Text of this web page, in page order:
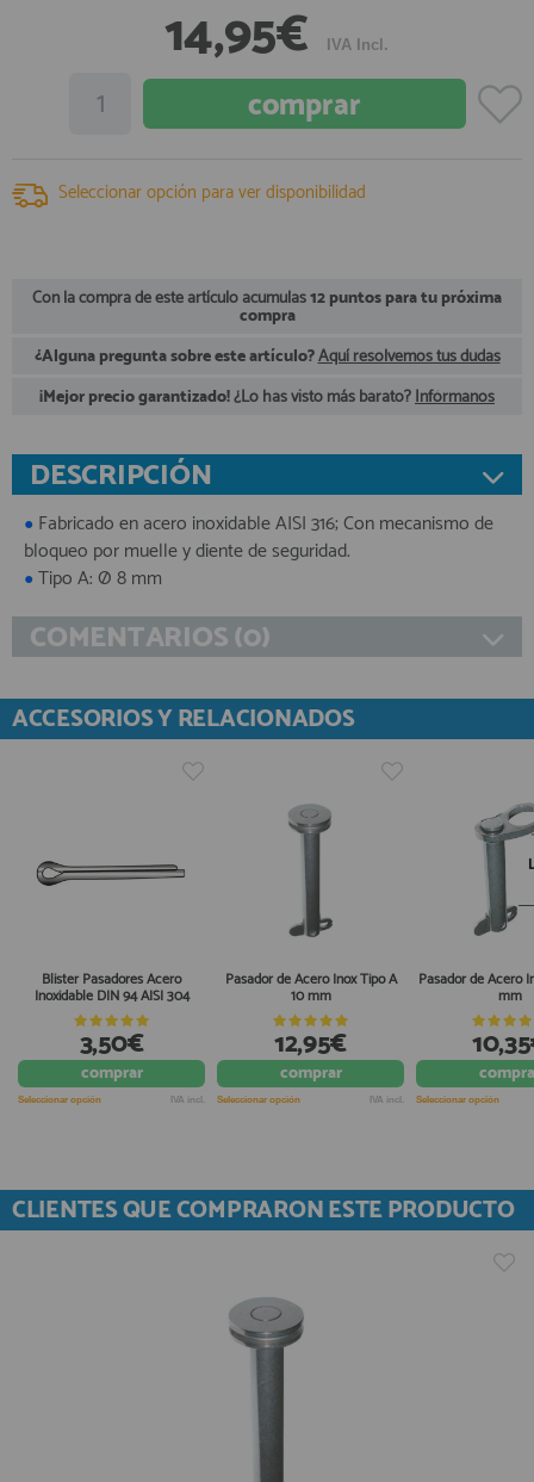
AFILIADOS
INFORMACION
Sábados de 10:00 a 14:00
910 51 49 87 Solo para
Whatsapp
info@francobordo.com
registro profesional
14,95€ IVA Incl.
Seleccionar opción para ver disponibilidad
Con la compra de este artículo acumulas12 puntos para tu próxima
compra
¿Alguna pregunta sobre este artículo?Aquí resolvemos tus dudas
¡Mejor precio garantizado!¿Lo has visto más barato?Infórmanos
DESCRIPCIÓN
● Fabricado en acero inoxidable AISI 316; Con mecanismo de
bloqueo por muelle y diente de seguridad.
● Tipo A: Ø 8 mm
COMENTARIOS (0)
ACCESORIOS Y RELACIONADOS
Blister Pasadores Acero
Inoxidable DIN 94 AISI 304
3,50€
comprar
Seleccionar opción IVA incl.
Pasador de Acero Inox Tipo A
10 mm
12,95€
comprar
Seleccionar opción IVA incl.
Pasador de Acero
mm
Seleccionar opción
CLIENTES QUE COMPRARON ESTE PRODUCTO